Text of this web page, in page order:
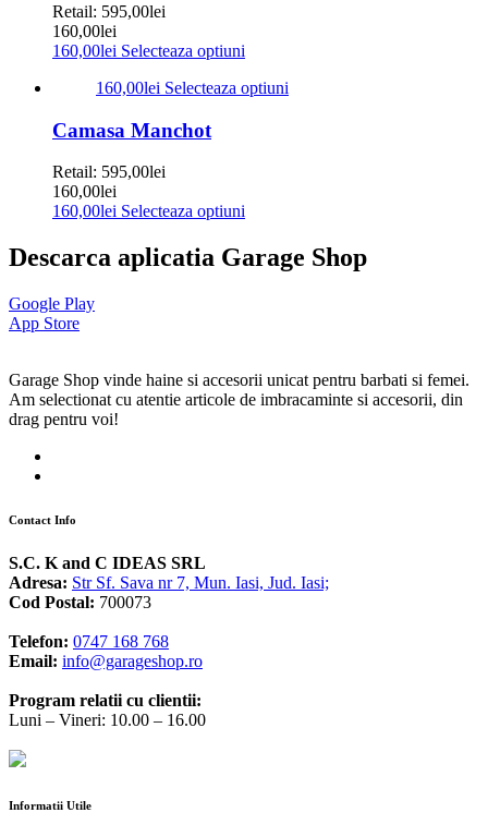
Retail: 595,00lei
160,00lei
160,00lei Selecteaza optiuni
160,00lei Selecteaza optiuni
Camasa Manchot
Retail: 595,00lei
160,00lei
160,00lei Selecteaza optiuni
Descarca aplicatia Garage Shop
Google Play
App Store
Garage Shop vinde haine si accesorii unicat pentru barbati si femei.
Am selectionat cu atentie articole de imbracaminte si accesorii, din
drag pentru voi!
Contact Info
S.C. K and C IDEAS SRL
Adresa: Str Sf. Sava nr 7, Mun. Iasi, Jud. Iasi;
Cod Postal: 700073
Telefon: 0747 168 768
Email: info@garageshop.ro
Program relatii cu clientii:
Luni – Vineri: 10.00 – 16.00
Informatii Utile